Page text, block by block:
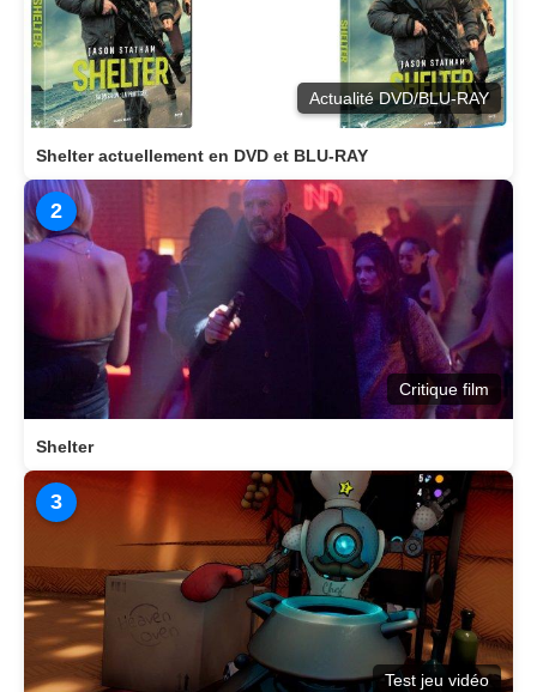
Actualité DVD/BLU-RAY
Shelter actuellement en DVD et BLU-RAY
2
Critique film
Shelter
3
Test jeu vidéo